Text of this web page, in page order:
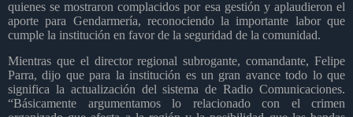
quienes se mostraron complacidos por esa gestión y aplaudieron el
aporte para Gendarmería, reconociendo la importante labor que
cumple la institución en favor de la seguridad de la comunidad.
Mientras que el director regional subrogante, comandante, Felipe
Parra, dijo que para la institución es un gran avance todo lo que
significa la actualización del sistema de Radio Comunicaciones.
“Básicamente argumentamos lo relacionado con el crimen